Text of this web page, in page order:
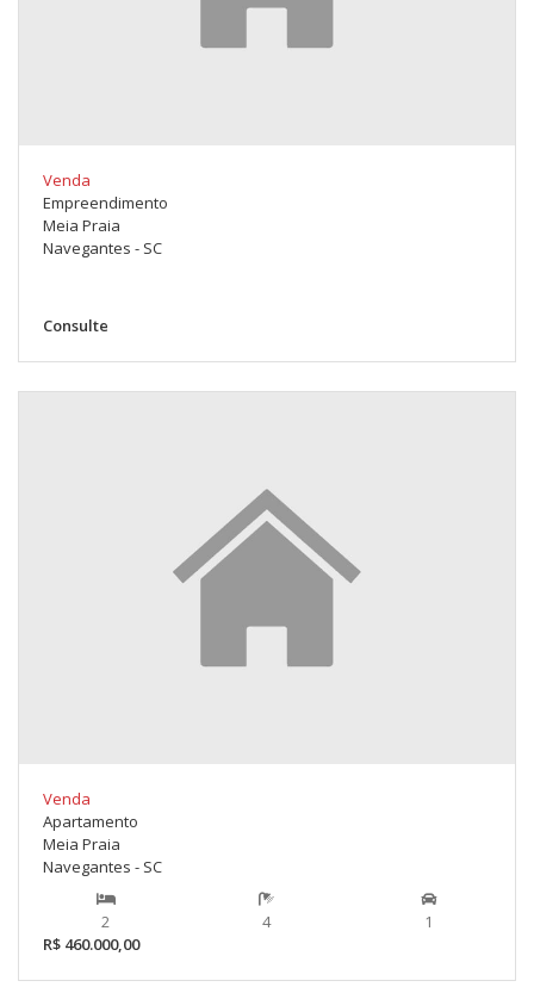
Venda
Empreendimento
Meia Praia
Navegantes - SC
Consulte
Venda
Apartamento
Meia Praia
Navegantes - SC
2 4
1
R$ 460.000,00